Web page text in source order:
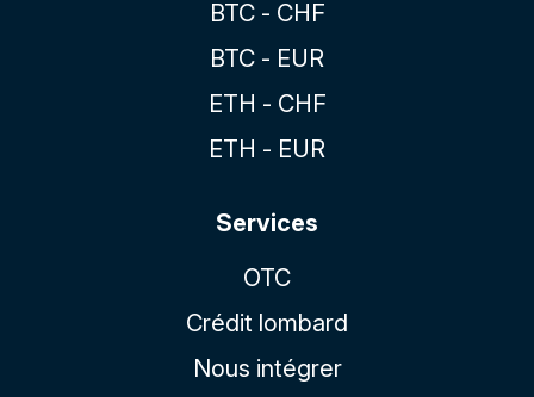
BTC - CHF
BTC - EUR
ETH - CHF
ETH - EUR
Services
OTC
Crédit lombard
Nous intégrer